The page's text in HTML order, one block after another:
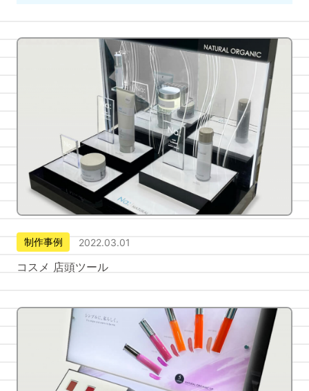
制作事例 2022.03.01
コスメ 店頭ツール